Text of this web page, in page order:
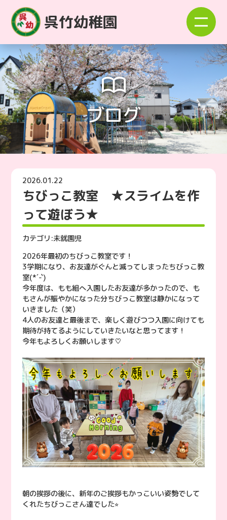
呉竹幼稚園
ブログ
2026.01.22
ちびっこ教室 ★スライムを作
って遊ぼう★
カテゴリ:未就園児
2026年最初のちびっこ教室です！
3学期になり、お友達がぐんと減ってしまったちびっこ教
室(*´-`)
今年度は、もも組へ入園したお友達が多かったので、も
もさんが賑やかになった分ちびっこ教室は静かになって
いきました（笑）
4人のお友達と最後まで、楽しく遊びつつ入園に向けても
期待が持てるようにしていきたいなと思ってます！
今年もよろしくお願いします♡
朝の挨拶の後に、新年のご挨拶もかっこいい姿勢でして
くれたちびっこさん達でした⭐︎